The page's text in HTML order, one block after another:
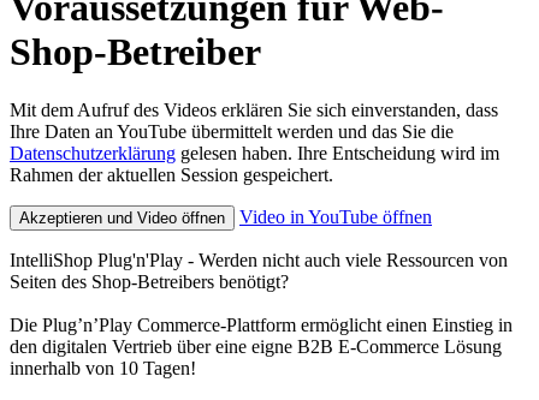
Shop-Betreiber
Mit dem Aufruf des Videos erklären Sie sich einverstanden, dass
Ihre Daten an YouTube übermittelt werden und das Sie die
Datenschutzerklärung gelesen haben. Ihre Entscheidung wird im
Rahmen der aktuellen Session gespeichert.
Akzeptieren und Video öffnen Video in YouTube öffnen
IntelliShop Plug'n'Play - Werden nicht auch viele Ressourcen von
Seiten des Shop-Betreibers benötigt?
Die Plug’n’Play Commerce-Plattform ermöglicht einen Einstieg in
den digitalen Vertrieb über eine eigne B2B E-Commerce Lösung
innerhalb von 10 Tagen!